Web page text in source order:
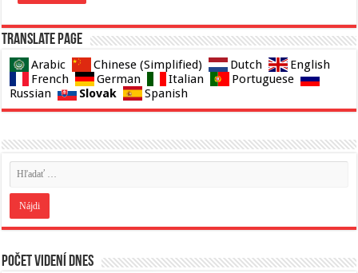
Translate page
Arabic Chinese (Simplified) Dutch
English
French
German Italian
Portuguese
Russian
Slovak Spanish
Počet videní dnes